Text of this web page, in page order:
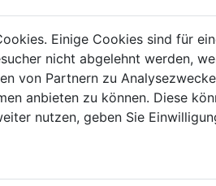
und
wir uns die Berechnung
zwischen der
Einige Cookies sind für
nicht abgelehnt werden,
von Partnern zu
anbieten zu können. Diese
nutzen, geben Sie